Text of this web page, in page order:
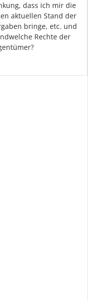
dass ich mir die
aktuellen Stand der
bringe, etc. und
Rechte der